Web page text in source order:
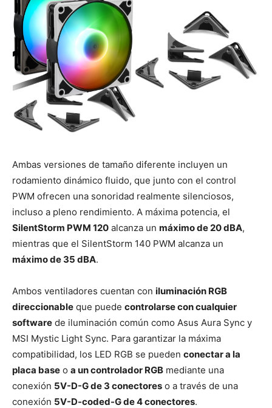
Ambas versiones de tamaño diferente incluyen un
rodamiento dinámico fluido, que junto con el control
PWM ofrecen una sonoridad realmente silenciosos,
incluso a pleno rendimiento. A máxima potencia, el
SilentStorm PWM 120 alcanza un máximo de 20 dBA,
mientras que el SilentStorm 140 PWM alcanza un
máximo de 35 dBA.
Ambos ventiladores cuentan con iluminación RGB
direccionable que puede controlarse con cualquier
software de iluminación común como Asus Aura Sync y
MSI Mystic Light Sync. Para garantizar la máxima
compatibilidad, los LED RGB se pueden conectar a la
placa base o a un controlador RGB mediante una
conexión 5V-D-G de 3 conectores o a través de una
conexión 5V-D-coded-G de 4 conectores.